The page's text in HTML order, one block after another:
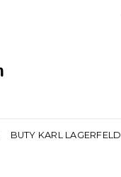
BUTY KARL LAGERFELD